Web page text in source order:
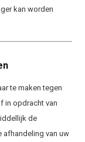
kan worden
te maken tegen
in opdracht van
de
afhandeling van uw